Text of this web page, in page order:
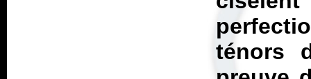
ténors